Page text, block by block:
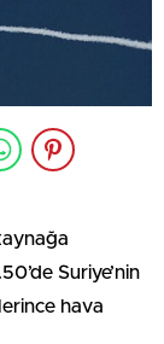
Suriye’nin
hava